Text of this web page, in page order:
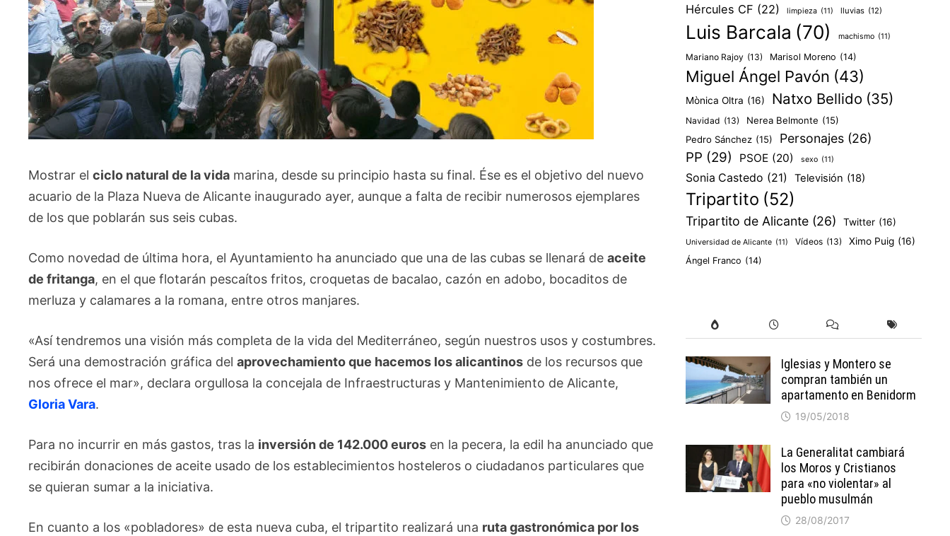
Mostrar elciclo natural de la vida marina, desde su principio hasta su final. Ése es el objetivo del nuevo
acuario de la Plaza Nueva de Alicante inaugurado ayer, aunque a falta de recibir numerosos ejemplares
de los que poblarán sus seis cubas.
Como novedad de última hora, el Ayuntamiento ha anunciado que una de las cubas se llenará deaceite
de fritanga, en el que flotarán pescaítos fritos, croquetas de bacalao, cazón en adobo, bocaditos de
merluza y calamares a la romana, entre otros manjares.
«Así tendremos una visión más completa de la vida del Mediterráneo, según nuestros usos y costumbres.
Será una demostración gráfica delaprovechamiento que hacemos los alicantinos de los recursos que
nos ofrece el mar», declara orgullosa la concejala de Infraestructuras y Mantenimiento de Alicante,
Gloria Vara.
Para no incurrir en más gastos, tras la inversión de 142.000 euros en la pecera, la edil ha anunciado que
recibirán donaciones de aceite usado de los establecimientos hosteleros o ciudadanos particulares que
se quieran sumar a la iniciativa.
En cuanto a los «pobladores» de esta nueva cuba, el tripartito realizará una ruta gastronómica por los
Hércules CF (22) limpieza (11) lluvias (12)
Luis Barcala (70) machismo (11)
Mariano Rajoy (13) Marisol Moreno (14)
Miguel Ángel Pavón (43)
Mònica Oltra (16) Natxo Bellido (35)
Navidad (13) Nerea Belmonte (15)
Pedro Sánchez (15) Personajes (26)
PP (29) PSOE (20) sexo (11)
Sonia Castedo (21) Televisión (18)
Tripartito (52)
Tripartito de Alicante (26) Twitter (16)
Universidad de Alicante (11) Vídeos (13) Ximo Puig (16)
Ángel Franco (14)
Iglesias y Montero se
compran también un
apartamento en Benidorm
19/05/2018
La Generalitat cambiará
los Moros y Cristianos
para «no violentar» al
pueblo musulmán
28/08/2017